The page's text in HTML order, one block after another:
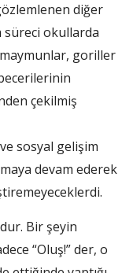
diğer
süreci okullarda
maymunlar, goriller
çekilmiş
sosyal gelişim
devam ederek
Bir şeyin
“Oluş!” der, o